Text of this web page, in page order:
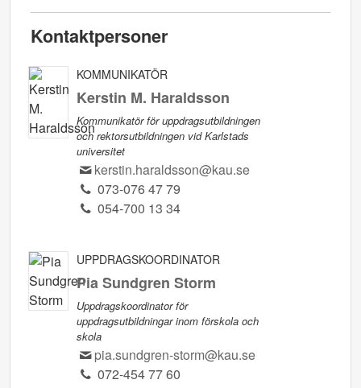
Kontaktpersoner
KOMMUNIKATÖR
Kerstin M. Haraldsson
Kommunikatör för uppdragsutbildningen
och rektorsutbildningen vid Karlstads
universitet
kerstin.haraldsson@kau.se
073-076 47 79
054-700 13 34
UPPDRAGSKOORDINATOR
Pia Sundgren Storm
Uppdragskoordinator för
uppdragsutbildningar inom förskola och
skola
pia.sundgren-storm@kau.se
072-454 77 60